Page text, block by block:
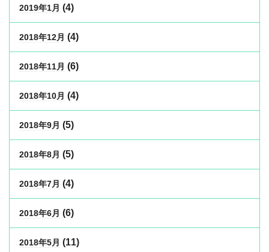
2019年1月 (4)
2018年12月 (4)
2018年11月 (6)
2018年10月 (4)
2018年9月 (5)
2018年8月 (5)
2018年7月 (4)
2018年6月 (6)
2018年5月 (11)